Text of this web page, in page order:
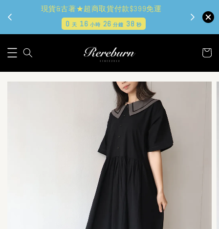
現貨&古著★超商取貨付款$399免運
0 天 16 小時 26 分鐘 36秒